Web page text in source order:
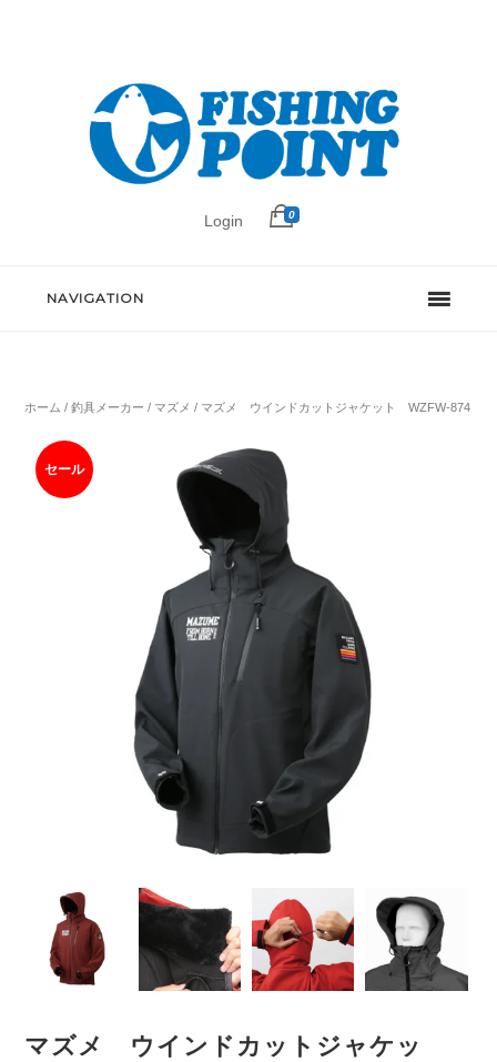
Login 0
NAVIGATION
ホーム /釣具メーカー / マズメ / マズメ ウインドカットジャケット WZFW-874
セール
マズメ ウインドカットジャケッ